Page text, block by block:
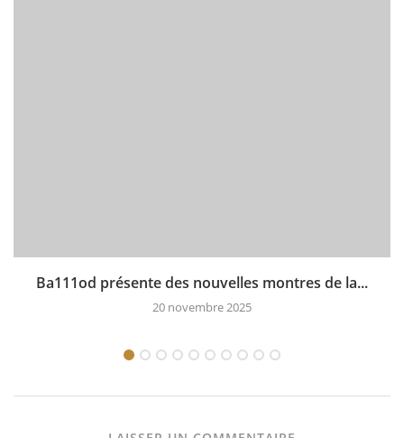
Ba111od présente des nouvelles montres de la...
20 novembre 2025